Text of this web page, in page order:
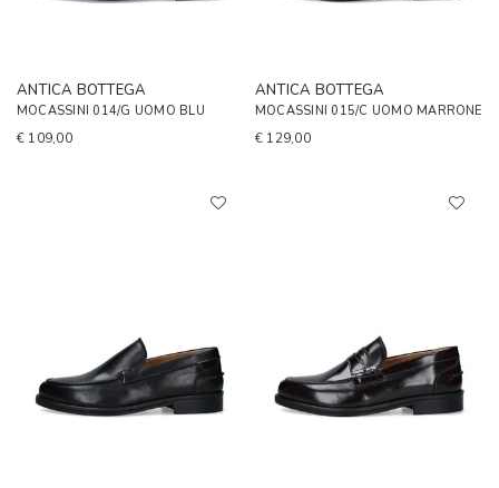
ANTICA BOTTEGA
MOCASSINI 014/G UOMO BLU
€ 109,00
ANTICA BOTTEGA
MOCASSINI 015/C UOMO MARRONE
€ 129,00